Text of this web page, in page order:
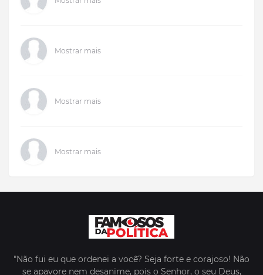
Mostrar mais
Mostrar mais
Mostrar mais
"Não fui eu que ordenei a você? Seja forte e corajoso! Não
se apavore nem desanime, pois o Senhor, o seu Deus,